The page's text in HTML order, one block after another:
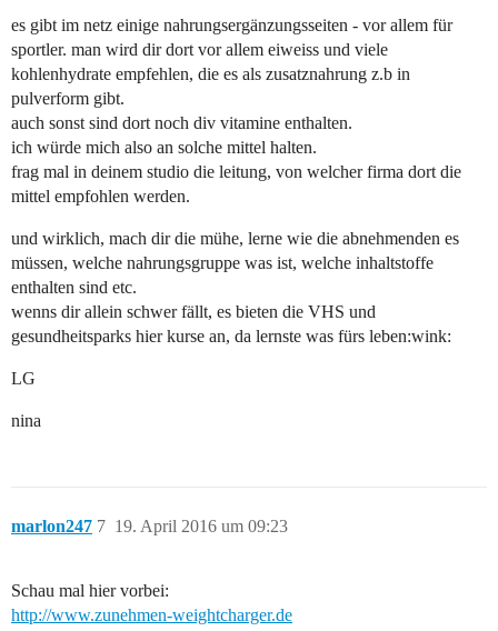
es gibt im netz einige nahrungsergänzungsseiten - vor allem für
sportler. man wird dir dort vor allem eiweiss und viele
kohlenhydrate empfehlen, die es als zusatznahrung z.b in
pulverform gibt.
auch sonst sind dort noch div vitamine enthalten.
ich würde mich also an solche mittel halten.
frag mal in deinem studio die leitung, von welcher firma dort die
mittel empfohlen werden.
und wirklich, mach dir die mühe, lerne wie die abnehmenden es
müssen, welche nahrungsgruppe was ist, welche inhaltstoffe
enthalten sind etc.
wenns dir allein schwer fällt, es bieten die VHS und
gesundheitsparks hier kurse an, da lernste was fürs leben:wink:
LG
nina
marlon247 19. April 2016 um 09:23
7
Schau mal hier vorbei:
http://www.zunehmen-weightcharger.de